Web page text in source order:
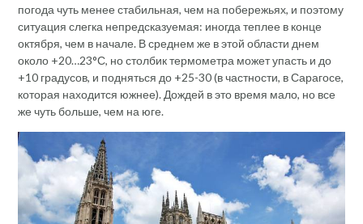
погода чуть менее стабильная, чем на побережьях, и поэтому
ситуация слегка непредсказуемая: иногда теплее в конце
октября, чем в начале. В среднем же в этой области днем
около +20…23°С, но столбик термометра может упасть и до
+10 градусов, и подняться до +25-30 (в частности, в Сарагосе,
которая находится южнее). Дождей в это время мало, но все
же чуть больше, чем на юге.